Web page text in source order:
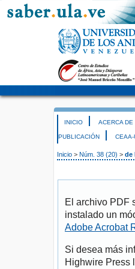
INICIO ACERCA DE
PUBLICACIÓN CEAA-
Inicio > Núm. 38 (20) > de
El archivo PDF
instalado un
Adobe Acrobat
Si desea más
Highwire Press